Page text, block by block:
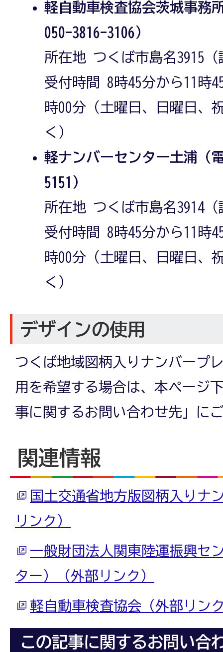
軽自動車検査協会茨城事務
050-3816-3106）
所在地 つくば市島名3915（
受付時間 8時45分から11時
時00分（土曜日、日曜日、
く）
軽ナンバーセンター土浦（
5151）
所在地 つくば市島名3914（
受付時間 8時45分から11時
時00分（土曜日、日曜日、
く）
デザインの使用
つくば地域図柄入りナンバープ
用を希望する場合は、本ページ
事に関するお問い合わせ先」に
関連情報
国土交通省地方版図柄入りナ
リンク）
一般財団法人関東陸運振興セ
ター）（外部リンク）
軽自動車検査協会（外部リン
この記事に関するお問い合